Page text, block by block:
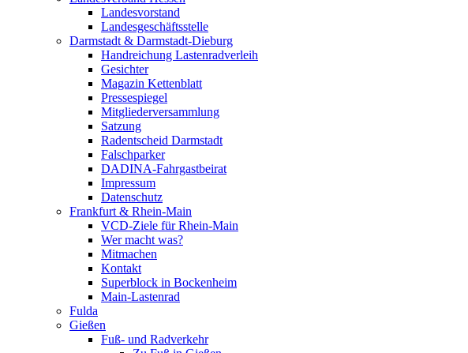
Landesvorstand
Landesgeschäftsstelle
Darmstadt & Darmstadt-Dieburg
Handreichung Lastenradverleih
Gesichter
Magazin Kettenblatt
Pressespiegel
Mitgliederversammlung
Satzung
Radentscheid Darmstadt
Falschparker
DADINA-Fahrgastbeirat
Impressum
Datenschutz
Frankfurt & Rhein-Main
VCD-Ziele für Rhein-Main
Wer macht was?
Mitmachen
Kontakt
Superblock in Bockenheim
Main-Lastenrad
Fulda
Gießen
Fuß- und Radverkehr